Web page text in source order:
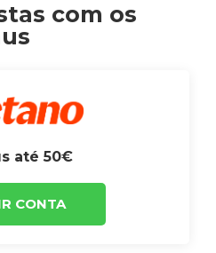
com os
até 50€
CONTA